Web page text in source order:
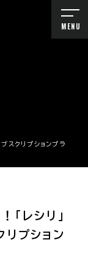
スクリプションプラ
レシリ」
プション
MENU